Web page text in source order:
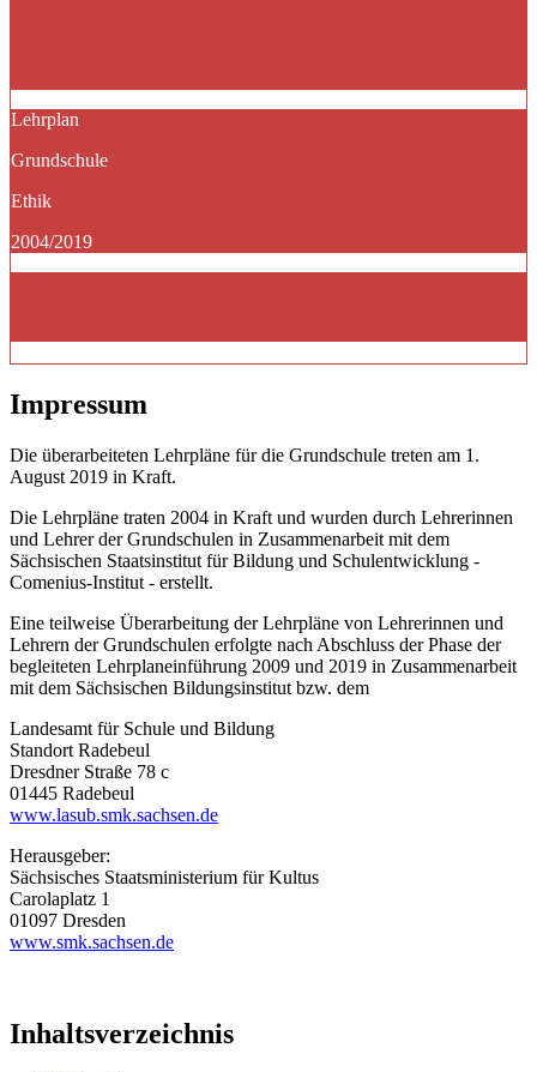
Lehrplan
Grundschule
Ethik
2004/2019
Impressum
Die überarbeiteten Lehrpläne für die Grundschule treten am 1.
August 2019 in Kraft.
Die Lehrpläne traten 2004 in Kraft und wurden durch Lehrerinnen
und Lehrer der Grundschulen in Zusammenarbeit mit dem
Sächsischen Staatsinstitut für Bildung und Schulentwicklung -
Comenius-Institut - erstellt.
Eine teilweise Überarbeitung der Lehrpläne von Lehrerinnen und
Lehrern der Grundschulen erfolgte nach Abschluss der Phase der
begleiteten Lehrplaneinführung 2009 und 2019 in Zusammenarbeit
mit dem Sächsischen Bildungsinstitut bzw. dem
Landesamt für Schule und Bildung
Standort Radebeul
Dresdner Straße 78 c
01445 Radebeul
www.lasub.smk.sachsen.de
Herausgeber:
Sächsisches Staatsministerium für Kultus
Carolaplatz 1
01097 Dresden
www.smk.sachsen.de
Inhaltsverzeichnis